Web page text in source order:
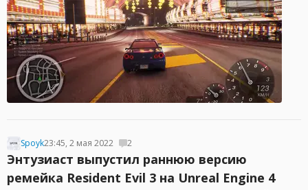
Spoyk23:45, 2 мая 2022 2
Энтузиаст выпустил раннюю версию
ремейка Resident Evil 3 на Unreal Engine 4